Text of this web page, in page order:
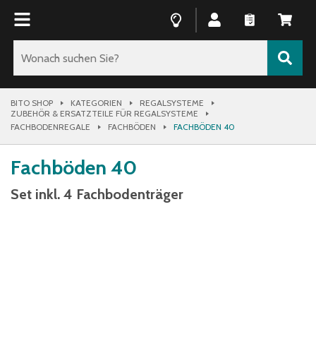
BITO SHOP KATEGORIEN
REGALSYSTEME
ZUBEHÖR & ERSATZTEILE FÜR REGALSYSTEME
FACHBODENREGALE
FACHBÖDEN FACHBÖDEN 40
Fachböden 40
Set inkl. 4 Fachbodenträger